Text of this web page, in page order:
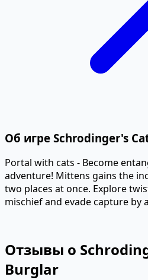
Об игре Schrodinger's
Portal with cats - Become
adventure! Mittens gains the
two places at once. Explore
mischief and evade capture by
Отзывы о
Burglar